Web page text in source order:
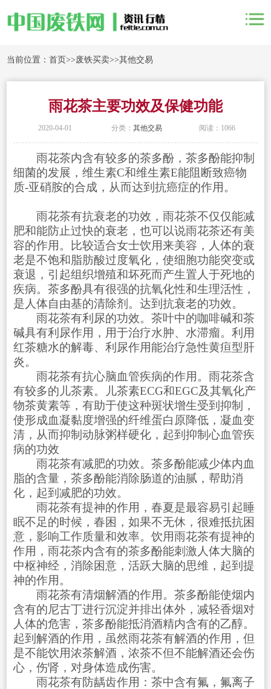
当前位置：首页>>废铁买卖>>其他交易
雨花茶主要功效及保健功能
2020-04-01 分类： 其他交易 阅读：1066
雨花茶内含有较多的茶多酚，茶多酚能抑制
细菌的发展，维生素C和维生素E能阻断致癌物
质-亚硝胺的合成，从而达到抗癌症的作用。
雨花茶有抗衰老的功效，雨花茶不仅仅能减
肥和能防止过快的衰老，也可以说雨花茶还有美
容的作用。比较适合女士饮用来美容，人体的衰
老是不饱和脂肪酸过度氧化，使细胞功能突变或
衰退，引起组织增殖和坏死而产生置人于死地的
疾病。茶多酚具有很强的抗氧化性和生理活性，
是人体自由基的清除剂。达到抗衰老的功效。
雨花茶有利尿的功效。茶叶中的咖啡碱和茶
碱具有利尿作用，用于治疗水肿、水滞瘤。利用
红茶糖水的解毒、利尿作用能治疗急性黄疸型肝
炎。
雨花茶有抗心脑血管疾病的作用。雨花茶含
有较多的儿茶素。儿茶素ECG和EGC及其氧化产
物茶黄素等，有助于使这种斑状增生受到抑制，
使形成血凝黏度增强的纤维蛋白原降低，凝血变
清，从而抑制动脉粥样硬化，起到抑制心血管疾
病的功效
雨花茶有减肥的功效。茶多酚能减少体内血
脂的含量，茶多酚能消除肠道的油腻，帮助消
化，起到减肥的功效。
雨花茶有提神的作用，春夏是最容易引起睡
眠不足的时候，春困，如果不无休，很难抵抗困
意，影响工作质量和效率。饮用雨花茶有提神的
作用，雨花茶内含有的茶多酚能刺激人体大脑的
中枢神经，消除困意，活跃大脑的思维，起到提
神的作用。
雨花茶有清烟解酒的作用。茶多酚能使烟内
含有的尼古丁进行沉淀并排出体外，减轻香烟对
人体的危害，茶多酚能抵消酒精内含有的乙醇。
起到解酒的作用，虽然雨花茶有解酒的作用，但
是不能饮用浓茶解酒，浓茶不但不能解酒还会伤
心，伤肾，对身体造成伤害。
雨花茶有防龋齿作用：茶中含有氟，氟离子